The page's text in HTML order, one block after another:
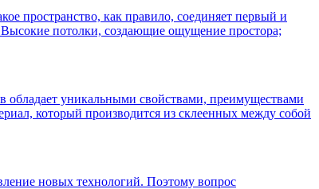
пространство, как правило, соединяет первый и
Высокие потолки, создающие ощущение простора;
обладает уникальными свойствами, преимуществами
который производится из склеенных между собой
новых технологий. Поэтому вопрос